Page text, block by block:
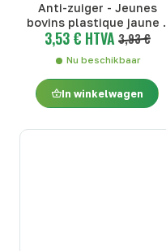
Anti-zuiger - Jeunes
bovins plastique jaune -
Klassieke zuignap -
Jeunes bovins plastique
jaune
3,53 € HTVA 3,93 €
Nu beschikbaar
In winkelwagen